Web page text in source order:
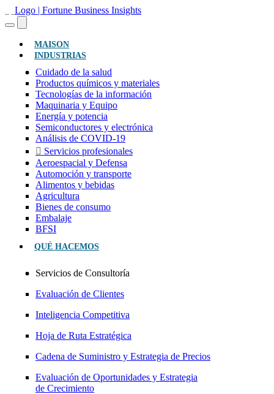
MAISON(ACTUAL)
INDUSTRIAS
Cuidado de la salud
Productos químicos y materiales
Tecnologías de la información
Maquinaria y Equipo
Energía y potencia
Semiconductores y electrónica
Análisis de COVID-19
Servicios profesionales
Aeroespacial y Defensa
Automoción y transporte
Alimentos y bebidas
Agricultura
Bienes de consumo
Embalaje
BFSI
QUÉ HACEMOS
Servicios de Consultoría
Evaluación de Clientes
Inteligencia Competitiva
Hoja de Ruta Estratégica
Cadena de Suministro y Estrategia de Precios
Evaluación de Oportunidades y Estrategia
de Crecimiento